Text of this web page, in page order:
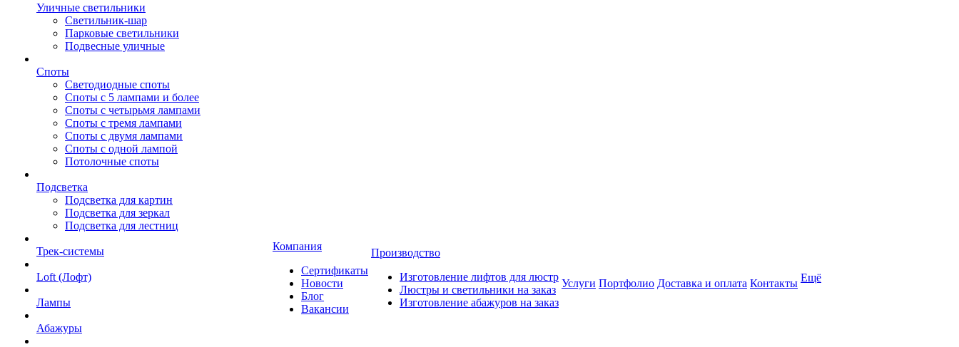
Уличные светильники
Светильник-шар
Парковые светильники
Подвесные уличные
Споты
Светодиодные споты
Споты с 5 лампами и более
Споты с четырьмя лампами
Споты с тремя лампами
Споты с двумя лампами
Споты с одной лампой
Потолочные споты
Подсветка
Подсветка для картин
Подсветка для зеркал
Подсветка для лестниц
Трек-системы
Loft (Лофт)
Лампы
Абажуры
Компания
Сертификаты
Новости
Блог
Вакансии
Производство
Изготовление лифтов для люстр
Люстры и светильники на заказ
Изготовление абажуров на заказ
Услуги Портфолио Доставка и оплата Контакты Ещё